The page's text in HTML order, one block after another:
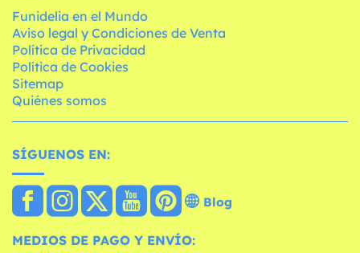
Funidelia en el Mundo
Aviso legal y Condiciones de Venta
Política de Privacidad
Política de Cookies
Sitemap
Quiénes somos
SÍGUENOS EN:
Blog
MEDIOS DE PAGO Y ENVÍO: